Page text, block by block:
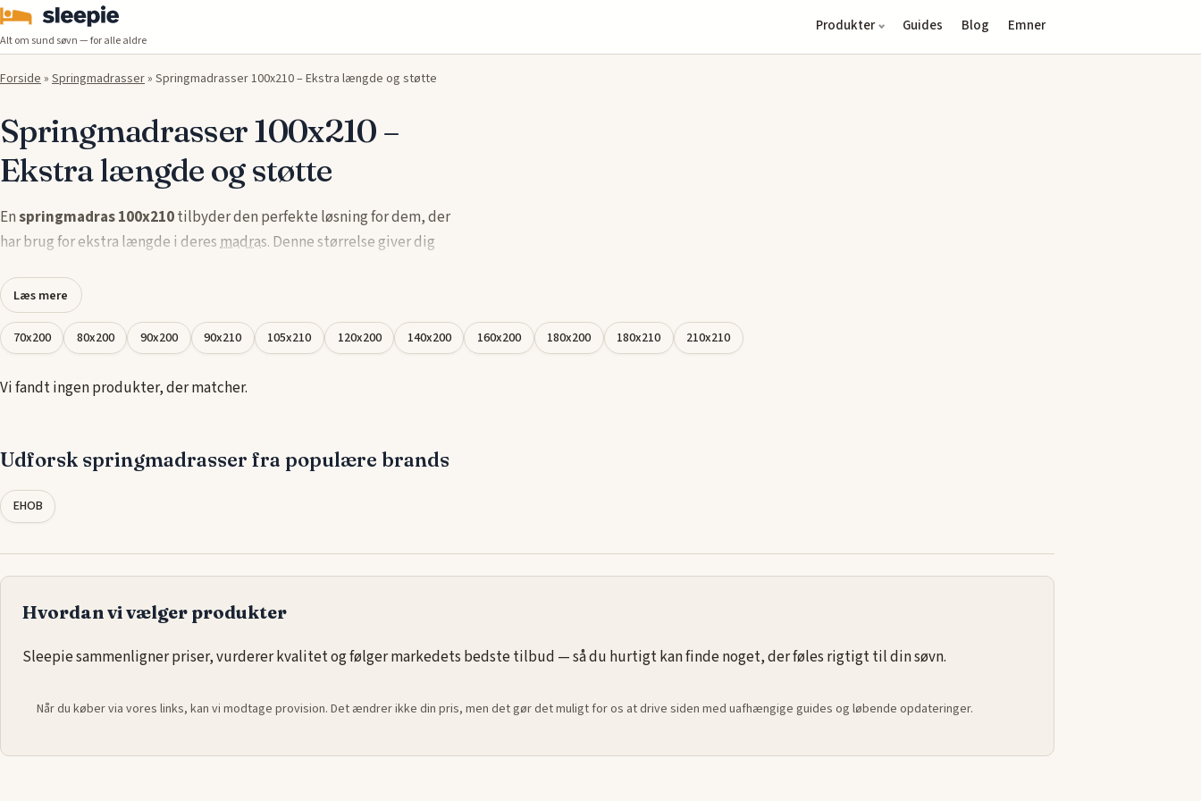
Alt om sund søvn — for alle aldre
Produkter Guides Blog Emner
Forside» Springmadrasser» Springmadrasser 100x210 – Ekstra længde og støtte
Springmadrasser 100x210 –
Ekstra længde og støtte
Enspringmadras 100x210tilbyder den perfekte løsning for dem, der
har brug for ekstra længde i deresmadras. Denne størrelse giver dig
over kanten, samtidig med at du får optimal støtte til ryg og krop. Det
avancerede fjedersystem tilpasser sig din kropsform og sikrer komfort
hele natten igennem.
Vores udvalg afspringmadrasser i 100x210
perfekte løsning for en bedre og mere behagelig søvn.
Læs mere
70x200 80x200 90x200 90x210 105x210 120x200 140x200 160x200 180x200 180x210 210x210
Vi fandt ingen produkter, der matcher.
Udforsk springmadrasser fra populære brands
EHOB
Hvordan vi vælger produkter
Sleepie sammenligner priser, vurderer kvalitet og følger markedets bedste tilbud — så du hurtigt kan finde noget, der føles rigtigt til din søvn.
Når du køber via vores links, kan vi modtage provision. Det ændrer ikke din pris, men det gør det muligt for os at drive siden med uafhængige guides og løbende opdateringer.